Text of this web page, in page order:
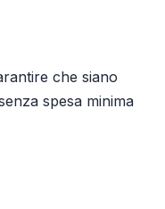
che siano
spesa minima